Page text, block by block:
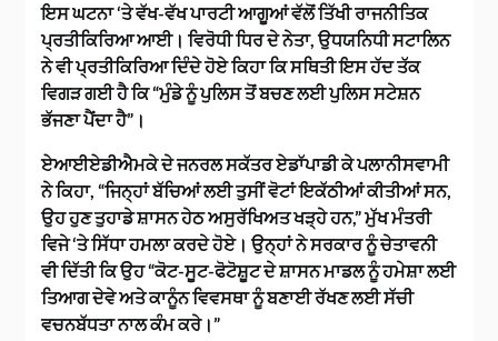
ਇਸ ਘਟਨਾ ‘ਤੇ ਵੱਖ-ਵੱਖ ਪਾਰਟੀ ਆਗੂਆਂ ਵੱਲੋਂ ਤਿੱਖੀ ਰਾਜਨੀਤਿਕ
ਪ੍ਰਤੀਕਿਰਿਆ ਆਈ। ਵਿਰੋਧੀ ਧਿਰ ਦੇ ਨੇਤਾ, ਉਧਯਨਿਧੀ ਸਟਾਲਿਨ
ਨੇ ਵੀ ਪ੍ਰਤੀਕਿਰਿਆ ਦਿੰਦੇ ਹੋਏ ਕਿਹਾ ਕਿ ਸਥਿਤੀ ਇਸ ਹੱਦ ਤੱਕ
ਵਿਗੜ ਗਈ ਹੈ ਕਿ “ਮੁੰਡੇ ਨੂੰ ਪੁਲਿਸ ਤੋਂ ਬਚਣ ਲਈ ਪੁਲਿਸ ਸਟੇਸ਼ਨ
ਭੱਜਣਾ ਪੈਂਦਾ ਹੈ”।
ਏਆਈਏਡੀਐਮਕੇ ਦੇ ਜਨਰਲ ਸਕੱਤਰ ਏਡਾੱਪਾਡੀ ਕੇ ਪਲਾਨੀਸਵਾਮੀ
ਨੇ ਕਿਹਾ, “ਜਿਨ੍ਹਾਂ ਬੱਚਿਆਂ ਲਈ ਤੁਸੀਂ ਵੋਟਾਂ ਇਕੱਠੀਆਂ ਕੀਤੀਆਂ ਸਨ,
ਉਹ ਹੁਣ ਤੁਹਾਡੇ ਸ਼ਾਸਨ ਹੇਠ ਅਸੁਰੱਖਿਅਤ ਖੜ੍ਹੇ ਹਨ,” ਮੁੱਖ ਮੰਤਰੀ
ਵਿਜੇ ‘ਤੇ ਸਿੱਧਾ ਹਮਲਾ ਕਰਦੇ ਹੋਏ। ਉਨ੍ਹਾਂ ਨੇ ਸਰਕਾਰ ਨੂੰ ਚੇਤਾਵਨੀ
ਵੀ ਦਿੱਤੀ ਕਿ ਉਹ “ਕੋਟ-ਸੂਟ-ਫੋਟੋਸ਼ੂਟ ਦੇ ਸ਼ਾਸਨ ਮਾਡਲ ਨੂੰ ਹਮੇਸ਼ਾ ਲਈ
ਤਿਆਗ ਦੇਵੇ ਅਤੇ ਕਾਨੂੰਨ ਵਿਵਸਥਾ ਨੂੰ ਬਣਾਈ ਰੱਖਣ ਲਈ ਸੱਚੀ
ਵਚਨਬੱਧਤਾ ਨਾਲ ਕੰਮ ਕਰੇ।”